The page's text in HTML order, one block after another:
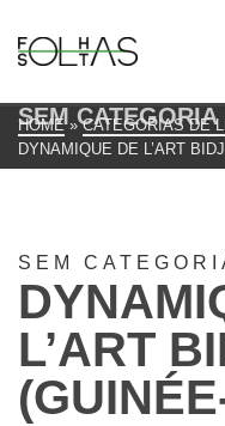
SEM CATEGORIA
HOME » CATEGORIAS DE
DYNAMIQUE DE L’ART
SEM
L’ART